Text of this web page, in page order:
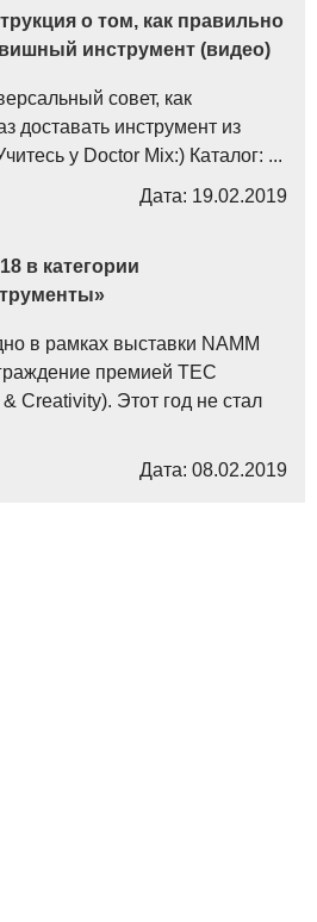
о том, как правильно
инструмент (видео)
совет, как
доставать инструмент из
у Doctor Mix:) Каталог: ...
Дата: 19.02.2019
в категории
в рамках выставки NAMM
премией ТЕС
Creativity). Этот год не стал
Дата: 08.02.2019